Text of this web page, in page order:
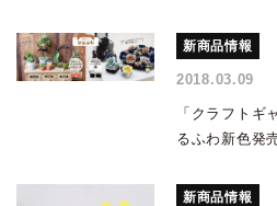
新商品情報
2018.03.09
「クラフトギ
るふわ新色発
新商品情報